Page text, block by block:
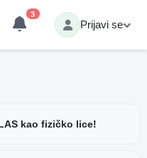
3
Prijavi se
kao fizičko lice!